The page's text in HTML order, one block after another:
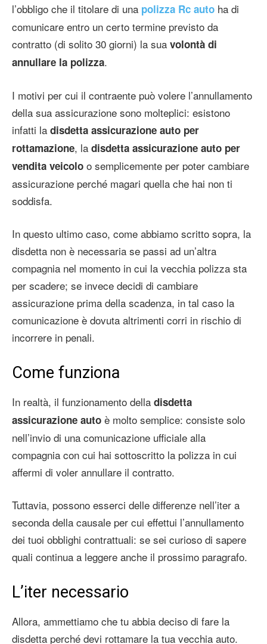
l’obbligo che il titolare di una polizza Rc auto ha di
comunicare entro un certo termine previsto da
contratto (di solito 30 giorni) la sua volontà di
annullare la polizza.
I motivi per cui il contraente può volere l’annullamento
della sua assicurazione sono molteplici: esistono
infatti la disdetta assicurazione auto per
rottamazione, la disdetta assicurazione auto per
vendita veicolo o semplicemente per poter cambiare
assicurazione perché magari quella che hai non ti
soddisfa.
In questo ultimo caso, come abbiamo scritto sopra, la
disdetta non è necessaria se passi ad un’altra
compagnia nel momento in cui la vecchia polizza sta
per scadere; se invece decidi di cambiare
assicurazione prima della scadenza, in tal caso la
comunicazione è dovuta altrimenti corri in rischio di
incorrere in penali.
Come funziona
In realtà, il funzionamento della disdetta
assicurazione auto è molto semplice: consiste solo
nell’invio di una comunicazione ufficiale alla
compagnia con cui hai sottoscritto la polizza in cui
affermi di voler annullare il contratto.
Tuttavia, possono esserci delle differenze nell’iter a
seconda della causale per cui effettui l’annullamento
dei tuoi obblighi contrattuali: se sei curioso di sapere
quali continua a leggere anche il prossimo paragrafo.
L’iter necessario
Allora, ammettiamo che tu abbia deciso di fare la
disdetta perché devi rottamare la tua vecchia auto.